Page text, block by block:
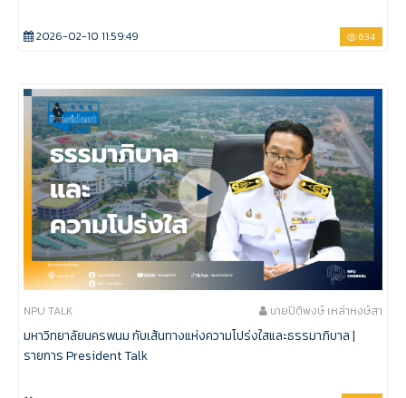
2026-02-10 11:59:49 634
NPU TALK นายปิติพงษ์ เหล่าหงษ์สา
มหาวิทยาลัยนครพนม กับเส้นทางแห่งความโปร่งใสและธรรมาภิบาล |
รายการ President Talk